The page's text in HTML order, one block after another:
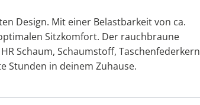
Design. Mit einer Belastbarkeit von ca.
Sitzkomfort. Der rauchbraune
Schaum, Schaumstoff, Taschenfederkern
Stunden in deinem Zuhause.